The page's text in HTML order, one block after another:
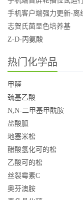
手机客户端强力更新-离
志贺氏菌显色培养基
Z-D-丙氨酸
热门化学品
甲醛
巯基乙酸
N,N-二甲基甲酰胺
盐酸胍
地塞米松
醋酸氢化可的松
乙酸可的松
丝裂霉素C
奥芬澳胺